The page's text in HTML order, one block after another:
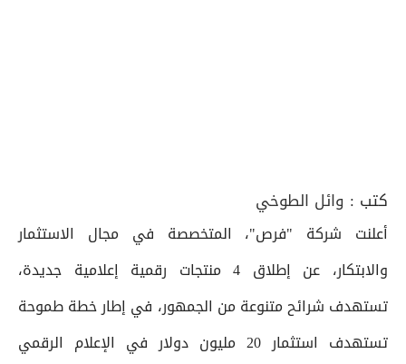
كتب : وائل الطوخي
أعلنت شركة "فرص"، المتخصصة في مجال الاستثمار
والابتكار، عن إطلاق 4 منتجات رقمية إعلامية جديدة،
تستهدف شرائح متنوعة من الجمهور، في إطار خطة طموحة
تستهدف استثمار 20 مليون دولار في الإعلام الرقمي